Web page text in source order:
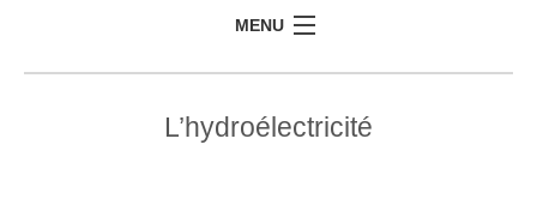
MENU
L’hydroélectricité